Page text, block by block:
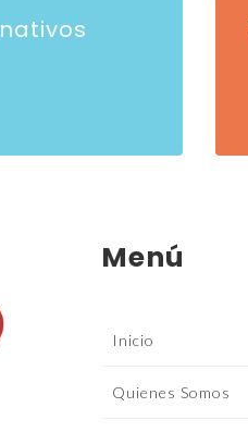
Menú
Inicio
Quienes Somos